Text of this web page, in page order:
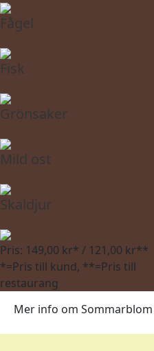
Fågel
Fisk
Grönsaker
Mild ost
Skaldjur
Pris: 149,00 kr* / 121,00 kr**
*=Pris till kund, **=Pris till
restaurang
Mer info om Sommarblom